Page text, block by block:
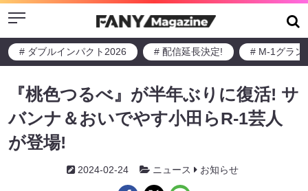
Menu
# ダブルインパクト2026 # 配信延長決定! # M-1グラン
『桃色つるべ』が半年ぶりに復活! サ
バンナ＆おいでやす小田らR-1芸人
が登場!
2024-02-24 ニュース お知らせ